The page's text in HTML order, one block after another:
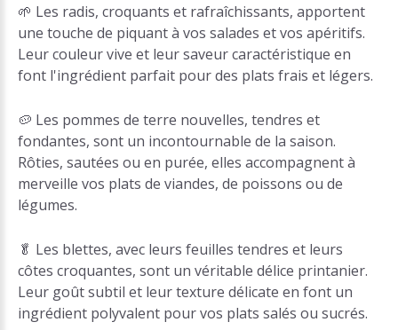
🌱 Les radis, croquants et rafraîchissants, apportent
une touche de piquant à vos salades et vos apéritifs.
Leur couleur vive et leur saveur caractéristique en
font l'ingrédient parfait pour des plats frais et légers.
🥔 Les pommes de terre nouvelles, tendres et
fondantes, sont un incontournable de la saison.
Rôties, sautées ou en purée, elles accompagnent à
merveille vos plats de viandes, de poissons ou de
légumes.
🥬 Les blettes, avec leurs feuilles tendres et leurs
côtes croquantes, sont un véritable délice printanier.
Leur goût subtil et leur texture délicate en font un
ingrédient polyvalent pour vos plats salés ou sucrés.